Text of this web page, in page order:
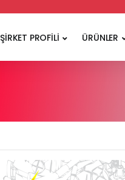
ŞİRKET PROFİLİ ÜRÜNLER